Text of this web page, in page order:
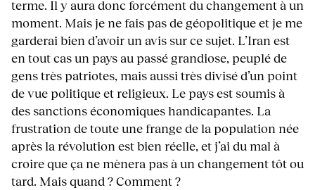
terme. Il y aura donc forcément du changement à un
moment. Mais je ne fais pas de géopolitique et je me
garderai bien d’avoir un avis sur ce sujet. L’Iran est
en tout cas un pays au passé grandiose, peuplé de
gens très patriotes, mais aussi très divisé d’un point
de vue politique et religieux. Le pays est soumis à
des sanctions économiques handicapantes. La
frustration de toute une frange de la population née
après la révolution est bien réelle, et j’ai du mal à
croire que ça ne mènera pas à un changement tôt ou
tard. Mais quand ? Comment ?